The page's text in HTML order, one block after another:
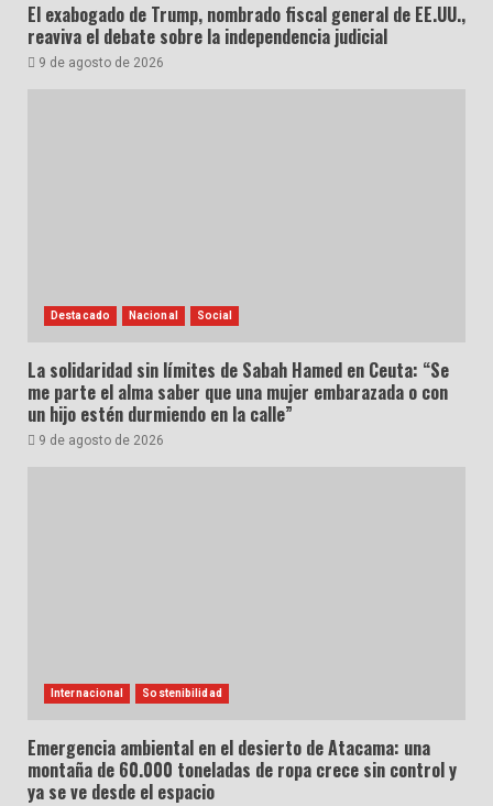
El exabogado de Trump, nombrado fiscal general de EE.UU.,
reaviva el debate sobre la independencia judicial
9 de agosto de 2026
Destacado Nacional Social
La solidaridad sin límites de Sabah Hamed en Ceuta: “Se
me parte el alma saber que una mujer embarazada o con
un hijo estén durmiendo en la calle”
9 de agosto de 2026
Internacional Sostenibilidad
Emergencia ambiental en el desierto de Atacama: una
montaña de 60.000 toneladas de ropa crece sin control y
ya se ve desde el espacio